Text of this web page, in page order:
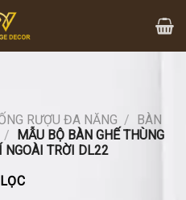
RƯỢU ĐA NĂNG / BÀN
/
MẪU BỘ BÀN GHẾ THÙNG
NGOÀI TRỜI DL22
LỌC